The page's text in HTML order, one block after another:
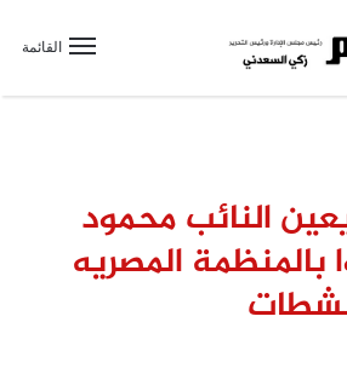
القائمة
النائب محمود
المصريه